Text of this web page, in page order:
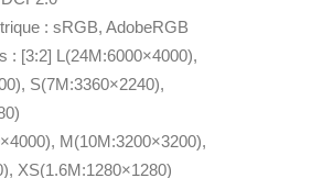
: sRGB, AdobeRGB
: [3:2] L(24M:6000×4000),
S(7M:3360×2240),
M(10M:3200×3200),
XS(1.6M:1280×1280)